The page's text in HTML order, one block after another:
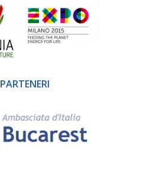
PARTENERI